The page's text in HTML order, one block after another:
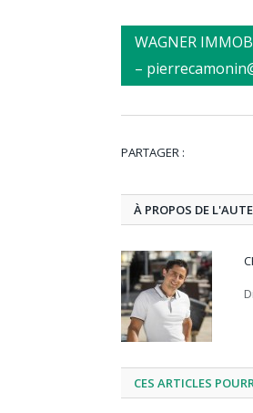
WAGNER
–
PARTAGER :
À PROPOS DE
CES ARTICLES